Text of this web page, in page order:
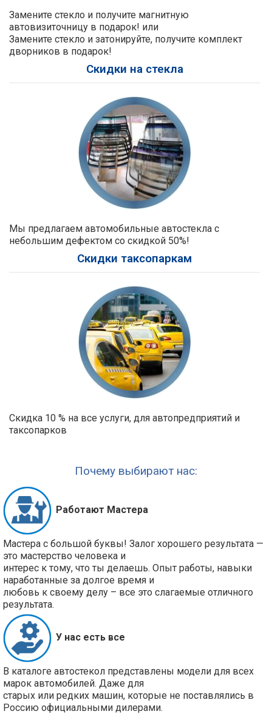
Замените стекло и получите магнитную
автовизиточницу в подарок! или
Замените стекло и затонируйте, получите комплект
дворников в подарок!
Скидки на стекла
Мы предлагаем автомобильные автостекла с
небольшим дефектом со скидкой 50%!
Скидки таксопаркам
Скидка 10 % на все услуги, для автопредприятий и
таксопарков
Почему выбирают нас:
Работают Мастера
Мастера с большой буквы! Залог хорошего результата —
это мастерство человека и
интерес к тому, что ты делаешь. Опыт работы, навыки
наработанные за долгое время и
любовь к своему делу – все это слагаемые отличного
результата.
У нас есть все
В каталоге автостекол представлены модели для всех
марок автомобилей. Даже для
старых или редких машин, которые не поставлялись в
Россию официальными дилерами.